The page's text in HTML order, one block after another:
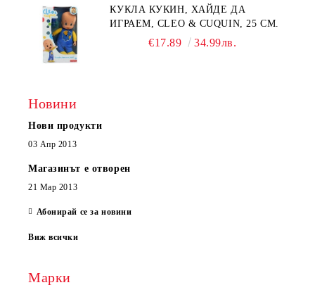
КУКЛА КУКИН, ХАЙДЕ ДА
ИГРАЕМ, CLEO & CUQUIN, 25 СМ.
€17.89 34.99лв.
Новини
Нови продукти
03 Апр 2013
Магазинът е отворен
21 Мар 2013
Абонирай се за новини
Виж всички
Марки